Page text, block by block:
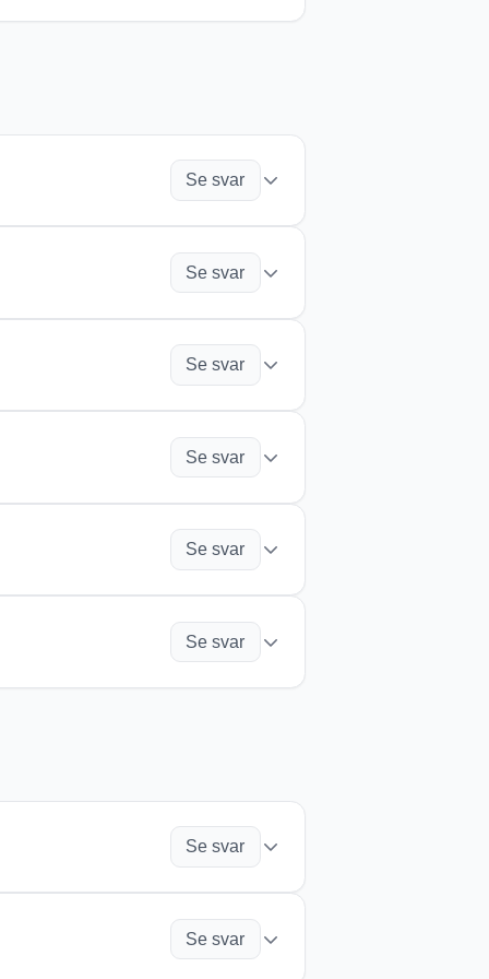
Google Play.
Se svar
över använder ChoirMate,
situation. En
tillgång till de flesta
har möjlighet att individuellt
Se svar
Se svar
lagring. Utmärkt för
prioriterad support.
Se svar
dig. Provperioden ger
för att starta
Se svar
Leta efter knappen
Se svar
Se svar
enkelt skapa sånger och dra
i MP3- eller M4A-format.
Se svar